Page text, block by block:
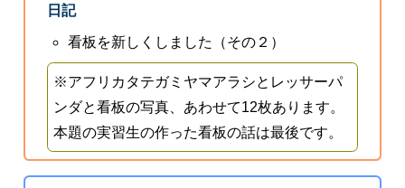
日記
看板を新しくしました（その２）
※アフリカタテガミヤマアラシとレッサーパ
ンダと看板の写真、あわせて12枚あります。
本題の実習生の作った看板の話は最後です。